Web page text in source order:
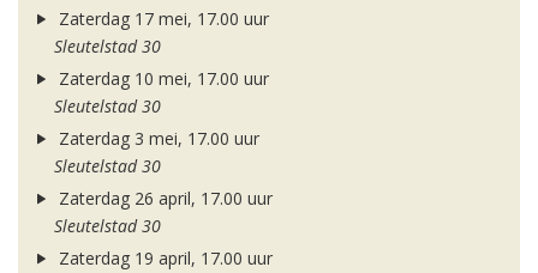
Zaterdag 17 mei, 17.00 uur
Sleutelstad 30
Zaterdag 10 mei, 17.00 uur
Sleutelstad 30
Zaterdag 3 mei, 17.00 uur
Sleutelstad 30
Zaterdag 26 april, 17.00 uur
Sleutelstad 30
Zaterdag 19 april, 17.00 uur